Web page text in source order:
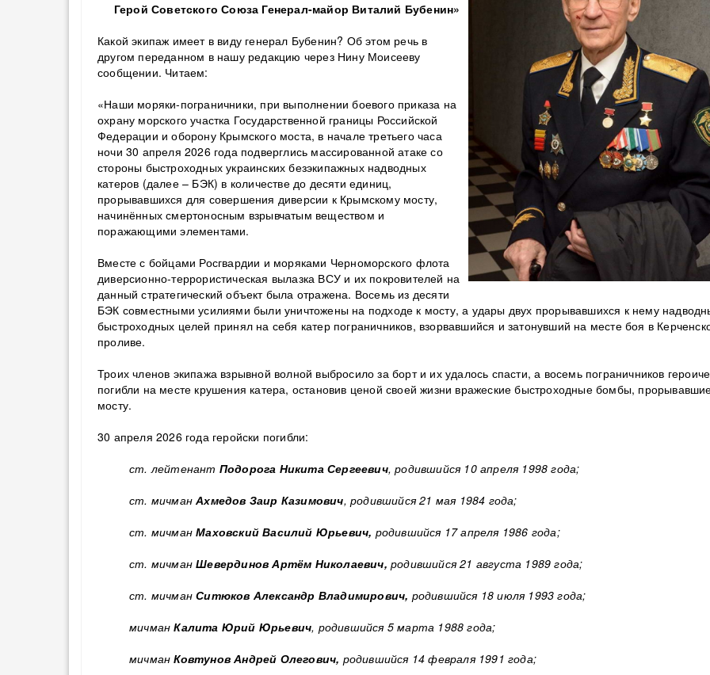
Герой Советского Союза Генерал-майор Виталий Бубенин»
Какой экипаж имеет в виду генерал Бубенин? Об этом речь в
другом переданном в нашу редакцию через Нину Моисееву
сообщении. Читаем:
«Наши моряки-пограничники, при выполнении боевого приказа на
охрану морского участка Государственной границы Российской
Федерации и оборону Крымского моста, в начале третьего часа
ночи 30 апреля 2026 года подверглись массированной атаке со
стороны быстроходных украинских безэкипажных надводных
катеров (далее – БЭК) в количестве до десяти единиц,
прорывавшихся для совершения диверсии к Крымскому мосту,
начинённых смертоносным взрывчатым веществом и
поражающими элементами.
Вместе с бойцами Росгвардии и моряками Черноморского флота
диверсионно-террористическая вылазка ВСУ и их покровителей на
данный стратегический объект была отражена. Восемь из десяти
БЭК совместными усилиями были уничтожены на подходе к мосту, а удары двух прорывавшихся к нему
быстроходных целей принял на себя катер пограничников, взорвавшийся и затонувший на месте боя в
проливе.
Троих членов экипажа взрывной волной выбросило за борт и их удалось спасти, а восемь пограничников
погибли на месте крушения катера, остановив ценой своей жизни вражеские быстроходные бомбы,
мосту.
30 апреля 2026 года геройски погибли:
ст. лейтенант Подорога Никита Сергеевич, родившийся 10 апреля 1998 года;
ст. мичманАхмедов Заир Казимович, родившийся 21 мая 1984 года;
ст. мичманМаховский Василий Юрьевич, родившийся 17 апреля 1986 года;
ст. мичманШевердинов Артём Николаевич,родившийся 21 августа 1989 года;
ст. мичманСитюков Александр Владимирович, родившийся 18 июля 1993 года;
мичманКалита Юрий Юрьевич, родившийся 5 марта 1988 года;
мичманКовтунов Андрей Олегович, родившийся 14 февраля 1991 года;